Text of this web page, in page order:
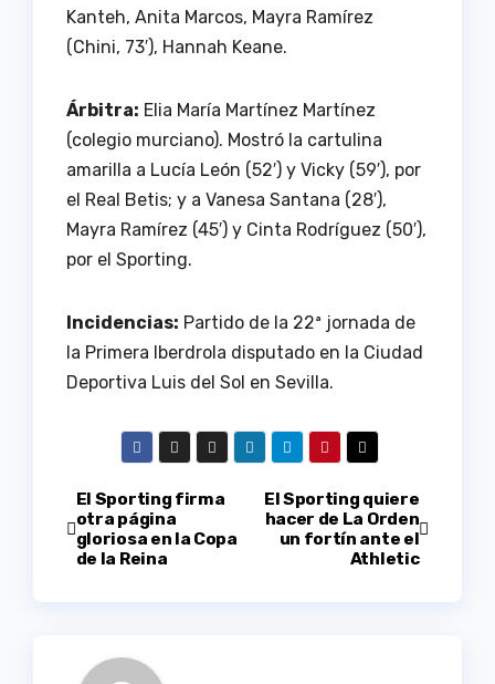
Kanteh, Anita Marcos, Mayra Ramírez
(Chini, 73′), Hannah Keane.
Árbitra: Elia María Martínez Martínez
(colegio murciano). Mostró la cartulina
amarilla a Lucía León (52′) y Vicky (59′), por
el Real Betis; y a Vanesa Santana (28′),
Mayra Ramírez (45′) y Cinta Rodríguez (50′),
por el Sporting.
Incidencias: Partido de la 22ª jornada de
la Primera Iberdrola disputado en la Ciudad
Deportiva Luis del Sol en Sevilla.
Navegación
de
El Sporting quiere
hacer de La Orden
un fortín ante el
Athletic
El Sporting firma
otra página
gloriosa en la Copa
de la Reina